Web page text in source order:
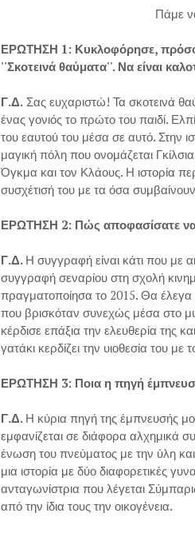
Πάμε
ΕΡΩΤΗΣΗ 1: Κυκλοφόρησε,
''Σκοτεινά θαύματα''. Να είναι
Γ.Δ. Σας ευχαριστώ! Τα σκοτεινά
ένας γονιός το πρώτο του παιδί.
του εαυτού του μέσα σε αυτό. Στην
μαγική πόλη που ονομάζεται
Όγκμα και τον Κλάους. Η ιστορία
συσχέτισή του με τα όσα
ΕΡΩΤΗΣΗ 2: Πώς αποφασίσατε να
Γ.Δ. Η συγγραφή είναι κάτι που με
συγγραφή σεναρίου στη σχολή
πραγματοποίησα το 2015. Θα έλεγα
που βρισκόταν συνεχώς μέσα στο
κέρδισε επάξια την ελευθερία της
γατάκι κερδίζει την υιοθεσία του με
ΕΡΩΤΗΣΗ 3: Ποια η πηγή
Γ.Δ. Η κύρια πηγή της έμπνευσής
εμφανίζεται σε διάφορα αλχημικά
ένωση του πνεύματος με την ύλη
μια ιστορία με δύο διαφορετικές
ανταγωνίστρια που λέγεται
από την ίδια τους την οικογένεια.